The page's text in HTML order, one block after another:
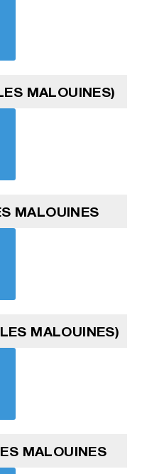
MALOUINES)
MALOUINES
MALOUINES)
MALOUINES